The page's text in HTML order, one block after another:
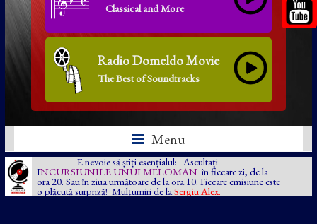
Classical and More
Radio Domeldo Movie
The Best of Soundtracks
Menu
E nevoie să știți esențialul: Ascultați
INCURSIUNILE UNUI MELOMAN în fiecare zi, de la
ora 20. Sau în ziua următoare de la ora 10. Fiecare emisiune este
o plăcută surpriză! Mulțumiri de la Sergiu Alex.